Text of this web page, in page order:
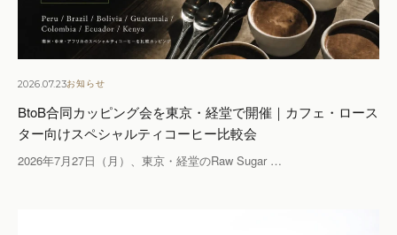
2026.07.23お知らせ
BtoB合同カッピング会を東京・経堂で開催｜カフェ・ロース
ター向けスペシャルティコーヒー比較会
2026年7月27日（月）、東京・経堂のRaw Sugar …